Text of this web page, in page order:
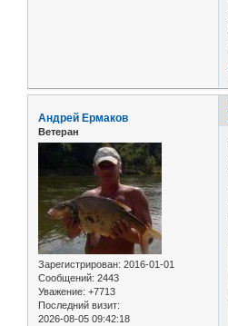
Андрей Ермаков
Ветеран
Зарегистрирован: 2016-01-01
Сообщений: 2443
Уважение: +7713
Последний визит:
2026-08-05 09:42:18